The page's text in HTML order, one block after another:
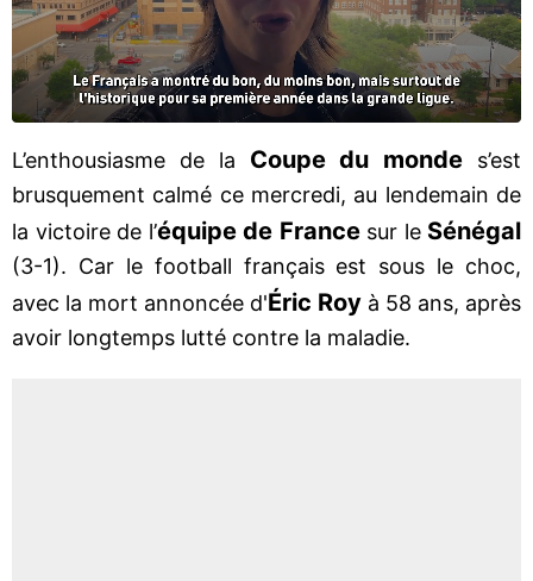
L’enthousiasme de la Coupe du monde s’est
brusquement calmé ce mercredi, au lendemain de
la victoire de l’équipe de Francesur le Sénégal
(3-1). Car le football français est sous le choc,
avec la mort annoncée d'Éric Roy à 58 ans, après
avoir longtemps lutté contre la maladie.